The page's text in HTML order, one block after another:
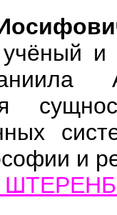
учёный и
и